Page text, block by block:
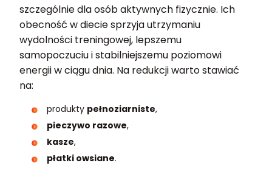
szczególnie dla osób aktywnych fizycznie. Ich
obecność w diecie sprzyja utrzymaniu
wydolności treningowej, lepszemu
samopoczuciu i stabilniejszemu poziomowi
energii w ciągu dnia. Na redukcji warto stawiać
na:
produkty pełnoziarniste,
pieczywo razowe,
kasze,
płatki owsiane.